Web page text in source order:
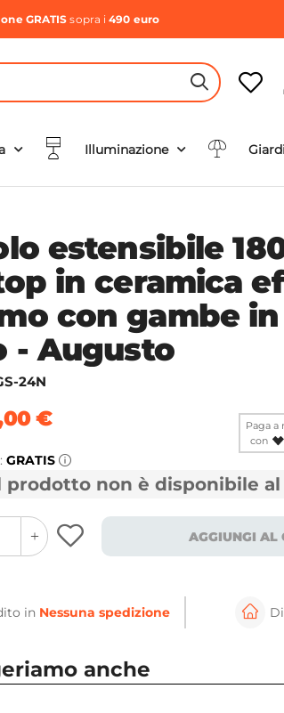
GRATIS sopra i490 euro
HEADER
Illuminazione
Clicca per ingrandire
estensibile
in ceramica
con gambe
- Augusto
24N
€
GRATIS
Paga a
con
prodotto non è disponibile
quantity
minus
button
AGGIUNGI AL
in Nessuna spedizione
anche